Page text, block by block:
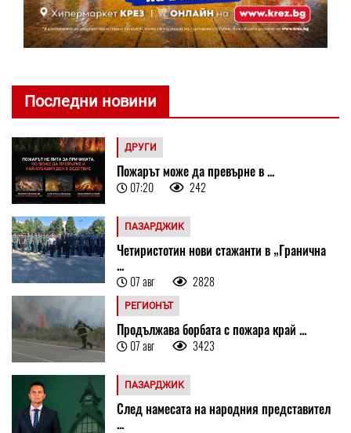
Последни новини
ДРУГИ
Пожарът може да превърне в ...
07:20 242
ПАЗАРДЖИК
Четиристотин нови стажанти в „Гранична
...
07 авг 2828
РЕГИОНЪТ
Продължава борбата с пожара край ...
07 авг 3423
ПАЗАРДЖИК
След намесата на народния представител
...